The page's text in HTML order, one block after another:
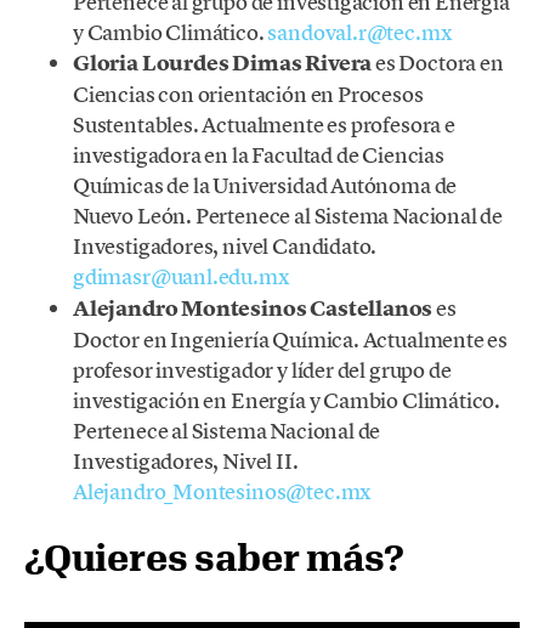
y Cambio Climático.sandoval.r@tec.mx
Gloria Lourdes Dimas Riveraes Doctora en
Ciencias con orientación en Procesos
Sustentables. Actualmente es profesora e
investigadora en la Facultad de Ciencias
Químicas de la Universidad Autónoma de
Nuevo León. Pertenece al Sistema Nacional de
Investigadores, nivel Candidato.
gdimasr@uanl.edu.mx
Alejandro Montesinos Castellanoses
Doctor en Ingeniería Química. Actualmente es
profesor investigador y líder del grupo de
investigación en Energía y Cambio Climático.
Pertenece al Sistema Nacional de
Investigadores, Nivel II.
Alejandro_Montesinos@tec.mx
¿Quieres saber más?